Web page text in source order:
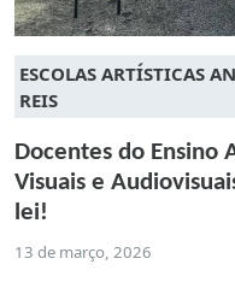
ESCOLAS ARTÍSTICAS
REIS
Docentes do Ensino
Visuais e
lei!
13 de março, 2026